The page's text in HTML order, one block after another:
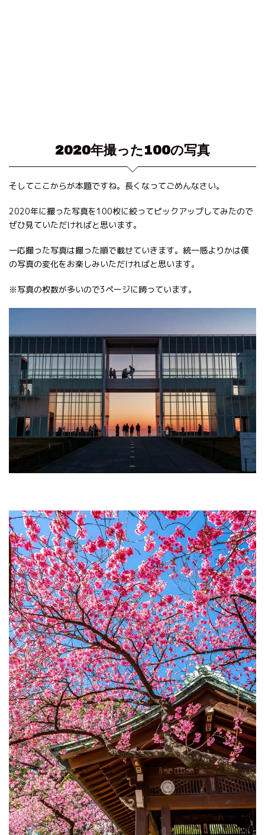
2020年撮った100の写真
そしてここからが本題ですね。長くなってごめんなさい。
2020年に撮った写真を100枚に絞ってピックアップしてみたので
ぜひ見ていただければと思います。
一応撮った写真は撮った順で載せていきます。統一感よりかは僕
の写真の変化をお楽しみいただければと思います。
※写真の枚数が多いので3ページに跨っています。